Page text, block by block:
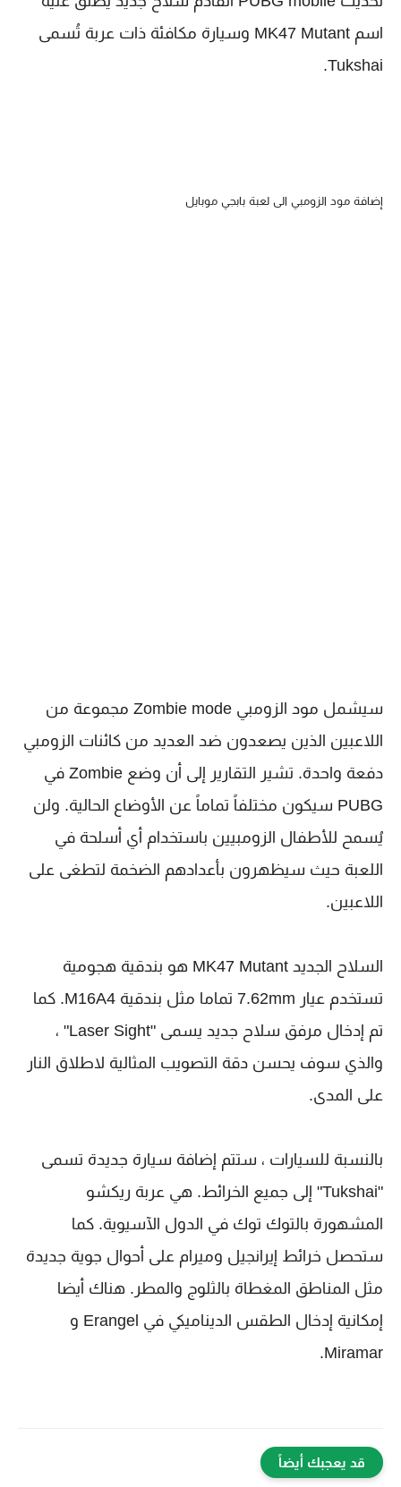
اسم MK47 Mutant وسيارة مكافئة ذات عربة تُسمى
Tukshai.
إضافة مود الزومبي الى لعبة بابجي موبايل
سيشمل مود الزومبي Zombie mode مجموعة من
اللاعبين الذين يصعدون ضد العديد من كائنات الزومبي
دفعة واحدة. تشير التقارير إلى أن وضع Zombie في
PUBG سيكون مختلفاً تماماً عن الأوضاع الحالية. ولن
يُسمح للأطفال الزومبيين باستخدام أي أسلحة في
اللعبة حيث سيظهرون بأعدادهم الضخمة لتطغى على
اللاعبين.
السلاح الجديد MK47 Mutant هو بندقية هجومية
تستخدم عيار 7.62mm تماما مثل بندقية M16A4. كما
تم إدخال مرفق سلاح جديد يسمى "Laser Sight" ،
والذي سوف يحسن دقة التصويب المثالية لاطلاق النار
على المدى.
بالنسبة للسيارات ، ستتم إضافة سيارة جديدة تسمى
"Tukshai" إلى جميع الخرائط. هي عربة ريكشو
المشهورة بالتوك توك في الدول الآسيوية. كما
ستحصل خرائط إيرانجيل وميرام على أحوال جوية جديدة
مثل المناطق المغطاة بالثلوج والمطر. هناك أيضا
إمكانية إدخال الطقس الديناميكي في Erangel و
Miramar.
قد يعجبك أيضاً